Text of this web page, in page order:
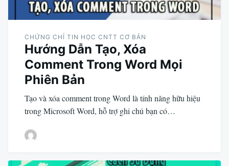
CHỨNG CHỈ TIN HỌC CNTT CƠ BẢN
Hướng Dẫn Tạo, Xóa
Comment Trong Word Mọi
Phiên Bản
Tạo và xóa comment trong Word là tính năng hữu hiệu
trong Microsoft Word, hỗ trợ ghi chú bạn có…